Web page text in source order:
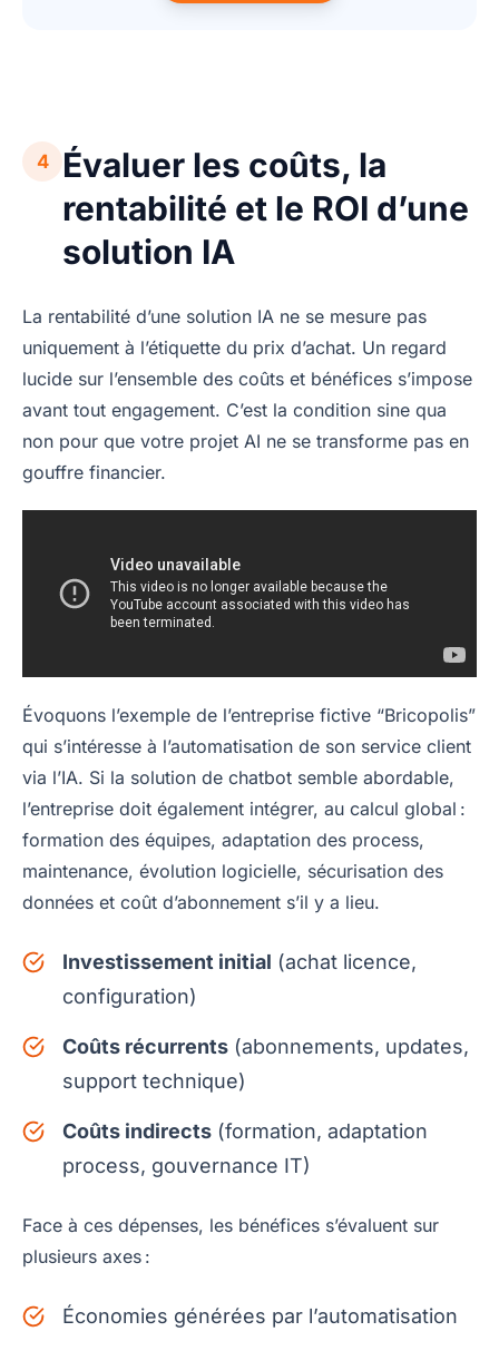
4
Évaluer les coûts, la
rentabilité et le ROI d’une
solution IA
La rentabilité d’une solution IA ne se mesure pas
uniquement à l’étiquette du prix d’achat. Un regard
lucide sur l’ensemble des coûts et bénéfices s’impose
avant tout engagement. C’est la condition sine qua
non pour que votre projet AI ne se transforme pas en
gouffre financier.
Évoquons l’exemple de l’entreprise fictive “Bricopolis”
qui s’intéresse à l’automatisation de son service client
via l’IA. Si la solution de chatbot semble abordable,
l’entreprise doit également intégrer, au calcul global :
formation des équipes, adaptation des process,
maintenance, évolution logicielle, sécurisation des
données et coût d’abonnement s’il y a lieu.
Investissement initial (achat licence,
configuration)
Coûts récurrents (abonnements, updates,
support technique)
Coûts indirects (formation, adaptation
process, gouvernance IT)
Face à ces dépenses, les bénéfices s’évaluent sur
plusieurs axes :
Économies générées par l’automatisation